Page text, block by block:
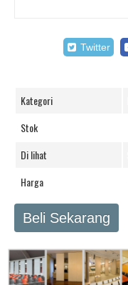
Twitter
Kategori
Stok
Di lihat
Harga
Beli Sekarang